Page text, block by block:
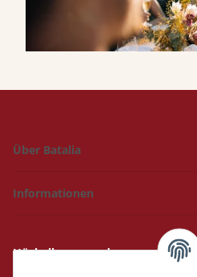
Über Batalia
Informationen
Hückelhoven und